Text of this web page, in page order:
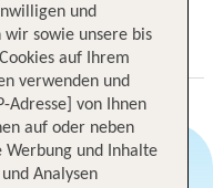
7 TUI Service
und
wir sowie unsere bis
auf Ihrem
verwenden und
Adresse] von Ihnen
auf oder neben
Werbung und Inhalte
Analysen